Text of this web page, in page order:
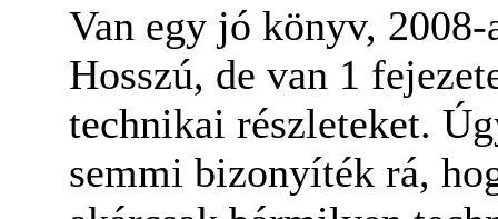
Van egy jó könyv,
Hosszú, de van 1
technikai részleteket.
semmi bizonyíték rá,